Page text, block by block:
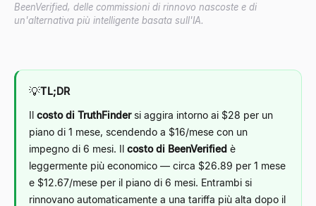
BeenVerified, delle commissioni di rinnovo nascoste e di
un'alternativa più intelligente basata sull'IA.
💡TL;DR
Il costo di TruthFindersi aggira intorno ai $28 per un
piano di 1 mese, scendendo a $16/mese con un
impegno di 6 mesi. Il costo di BeenVerified è
leggermente più economico — circa $26.89 per 1 mese
e $12.67/mese per il piano di 6 mesi. Entrambi si
rinnovano automaticamente a una tariffa più alta dopo il